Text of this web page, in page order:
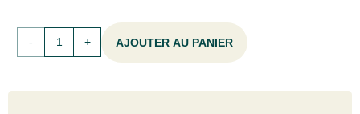
quantité AJOUTER AU PANIER